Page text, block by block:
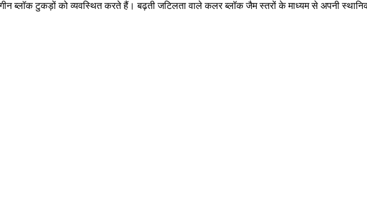
ब्लॉक टुकड़ों को व्यवस्थित करते हैं। बढ़ती जटिलता वाले कलर ब्लॉक जैम स्तरों के माध्यम से अपनी